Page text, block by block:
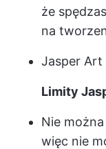
że
na
Jasper Art
Limity
Nie
więc nie